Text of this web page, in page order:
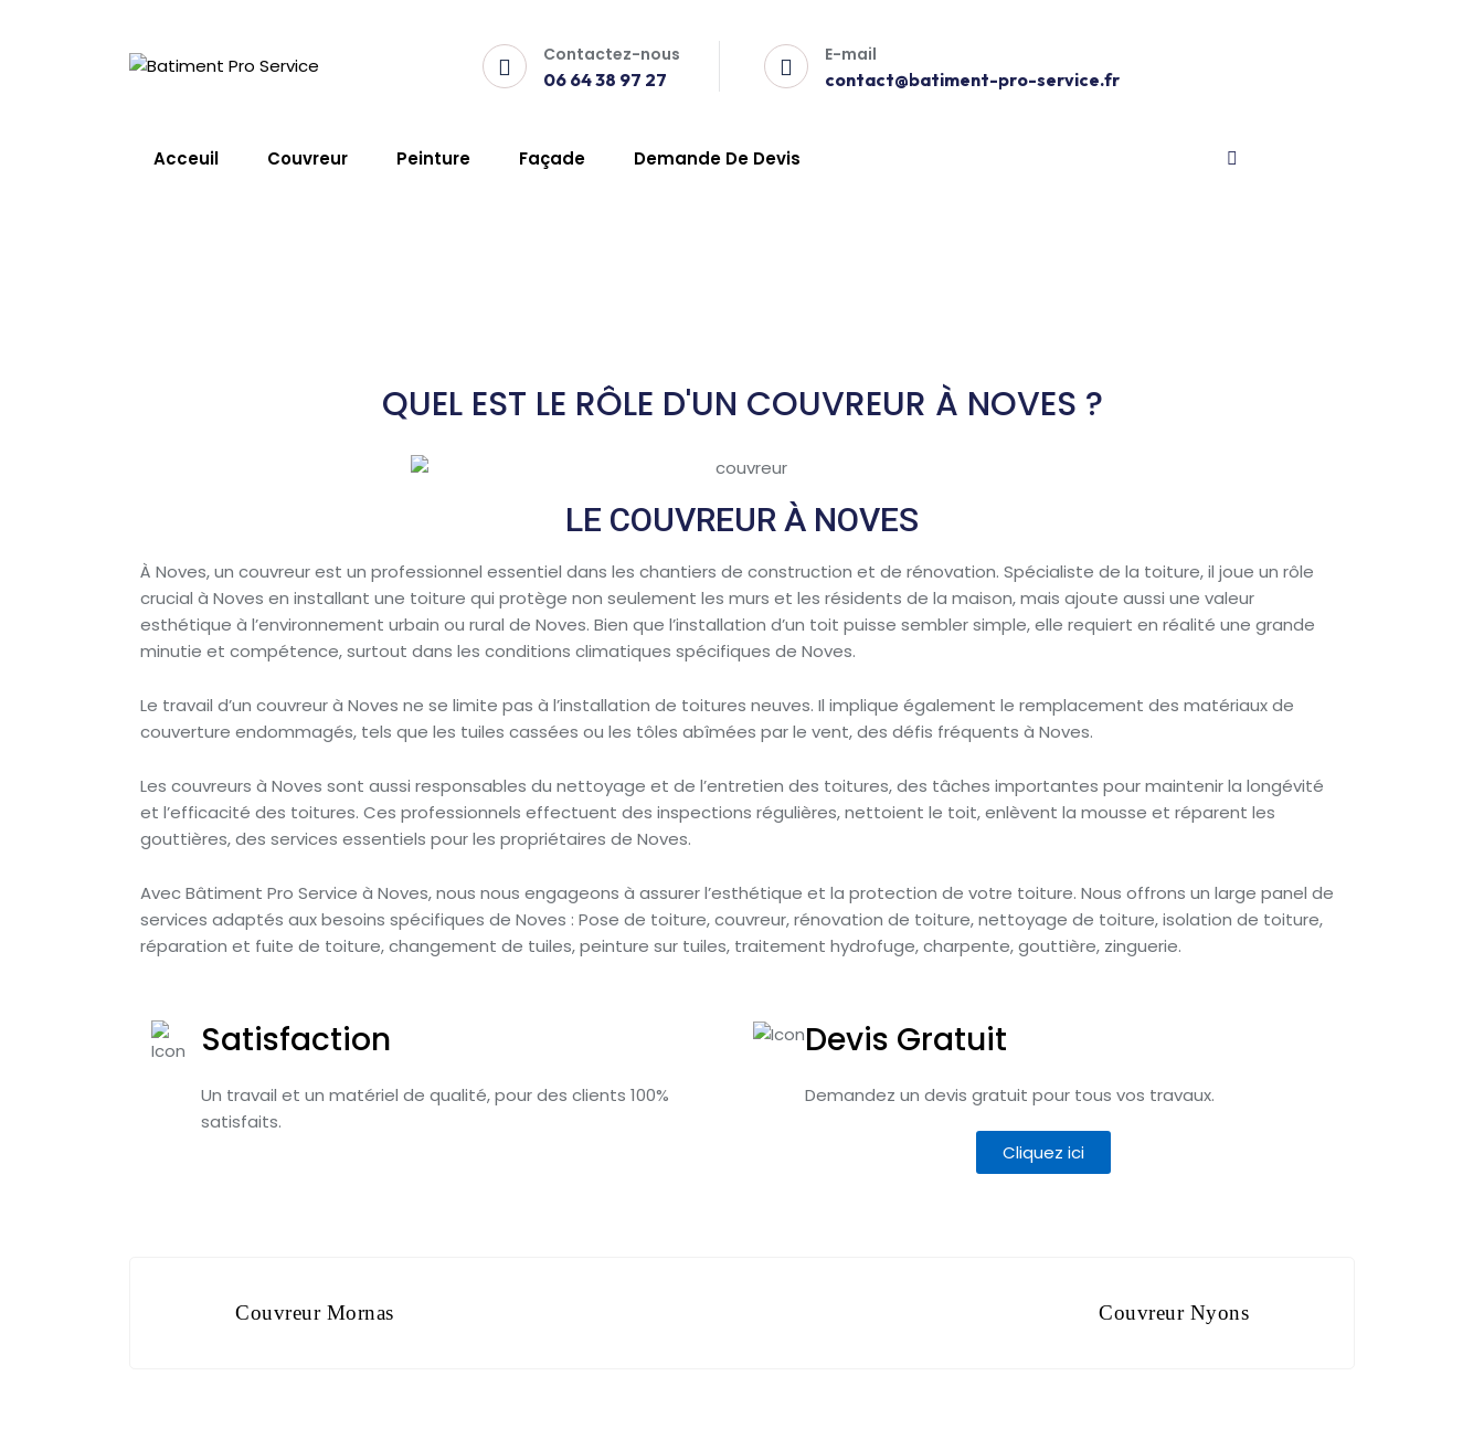
Contactez-nous
06 64 38 97 27
E-mail
contact@batiment-pro-service.fr
Acceuil Couvreur Peinture Façade Demande De Devis
Couvreur Noves
QUEL EST LE RÔLE D'UN COUVREUR À NOVES ?
LE COUVREUR À NOVES
À Noves, un couvreur est un professionnel essentiel dans les chantiers de construction et de rénovation. Spécialiste de la toiture, il joue un rôle
crucial à Noves en installant une toiture qui protège non seulement les murs et les résidents de la maison, mais ajoute aussi une valeur
esthétique à l’environnement urbain ou rural de Noves. Bien que l’installation d’un toit puisse sembler simple, elle requiert en réalité une grande
minutie et compétence, surtout dans les conditions climatiques spécifiques de Noves.
Le travail d’un couvreur à Noves ne se limite pas à l’installation de toitures neuves. Il implique également le remplacement des matériaux de
couverture endommagés, tels que les tuiles cassées ou les tôles abîmées par le vent, des défis fréquents à Noves.
Les couvreurs à Noves sont aussi responsables du nettoyage et de l’entretien des toitures, des tâches importantes pour maintenir la longévité
et l’efficacité des toitures. Ces professionnels effectuent des inspections régulières, nettoient le toit, enlèvent la mousse et réparent les
gouttières, des services essentiels pour les propriétaires de Noves.
Avec Bâtiment Pro Service à Noves, nous nous engageons à assurer l’esthétique et la protection de votre toiture. Nous offrons un large panel de
services adaptés aux besoins spécifiques de Noves : Pose de toiture, couvreur, rénovation de toiture, nettoyage de toiture, isolation de toiture,
réparation et fuite de toiture, changement de tuiles, peinture sur tuiles, traitement hydrofuge, charpente, gouttière, zinguerie.
Satisfaction
Un travail et un matériel de qualité, pour des clients 100%
satisfaits.
Devis Gratuit
Demandez un devis gratuit pour tous vos travaux.
Cliquez ici
Couvreur Mornas Couvreur Nyons